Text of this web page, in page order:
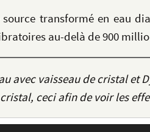
transformé en eau
au-delà de 900
avec vaisseau de cristal et
ceci afin de voir les